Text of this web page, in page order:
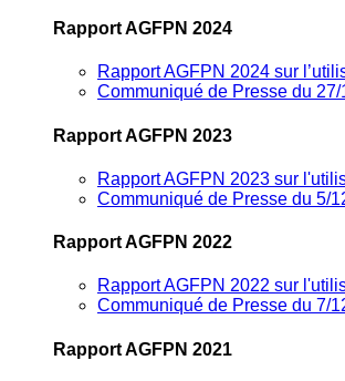
Rapport AGFPN 2024
Rapport AGFPN 2024 sur
Communiqué de Presse du 27/
Rapport AGFPN 2023
Rapport AGFPN 2023 sur
Communiqué de Presse du 5/
Rapport AGFPN 2022
Rapport AGFPN 2022 sur
Communiqué de Presse du 7/
Rapport AGFPN 2021